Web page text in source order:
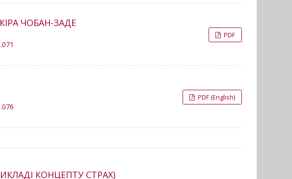
ЧОБАН-ЗАДЕ
PDF
PDF (English)
КОНЦЕПТУ СТРАХ)